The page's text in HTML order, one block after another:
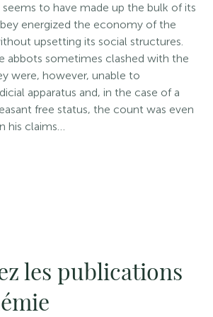
seems to have made up the bulk of its
energized the economy of the
upsetting its social structures.
abbots sometimes clashed with the
were, however, unable to
apparatus and, in the case of a
free status, the count was even
his claims…
les publications